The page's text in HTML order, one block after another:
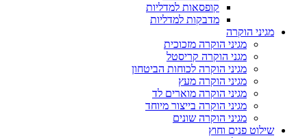
קופסאות למדליות
מדבקות למדליות
מגיני הוקרה
מגיני הוקרה מזכוכית
מגני הוקרה קריסטל
מגיני הוקרה לכוחות הביטחון
מגיני הוקרה מעץ
מגיני הוקרה מוארים לד
מגיני הוקרה בייצור מיוחד
מגיני הוקרה שונים
שילוט פנים וחוץ